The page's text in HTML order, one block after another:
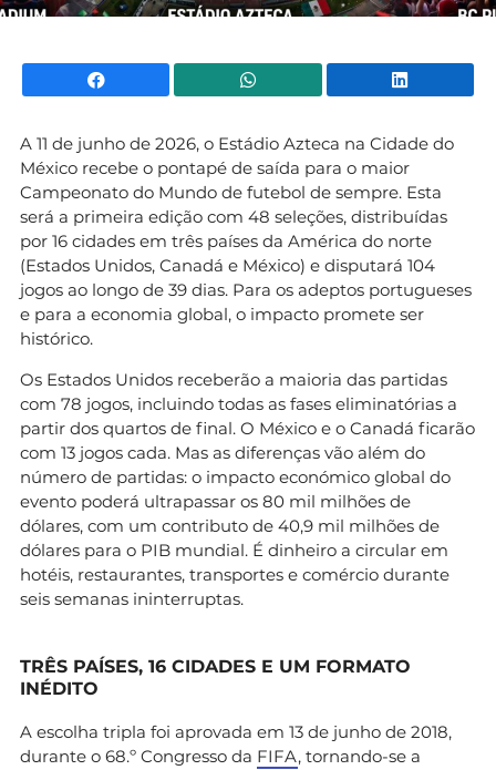
Facebook WhatsApp
A 11 de junho de 2026, o Estádio Azteca na Cidade do
México recebe o pontapé de saída para o maior
Campeonato do Mundo de futebol de sempre. Esta
será a primeira edição com 48 seleções, distribuídas
por 16 cidades em três países da América do norte
(Estados Unidos, Canadá e México) e disputará 104
jogos ao longo de 39 dias. Para os adeptos portugueses
e para a economia global, o impacto promete ser
histórico.
Os Estados Unidos receberão a maioria das partidas
com 78 jogos, incluindo todas as fases eliminatórias a
partir dos quartos de final. O México e o Canadá ficarão
com 13 jogos cada. Mas as diferenças vão além do
número de partidas: o impacto económico global do
evento poderá ultrapassar os 80 mil milhões de
dólares, com um contributo de 40,9 mil milhões de
dólares para o PIB mundial. É dinheiro a circular em
hotéis, restaurantes, transportes e comércio durante
seis semanas ininterruptas.
TRÊS PAÍSES, 16 CIDADES E UM FORMATO
INÉDITO
A escolha tripla foi aprovada em 13 de junho de 2018,
durante o 68.º Congresso da FIFA, tornando-se a